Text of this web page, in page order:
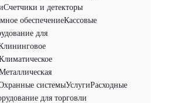
Счетчики и детекторы
обеспечениеКассовые
для
системыУслугиРасходные
для торговли